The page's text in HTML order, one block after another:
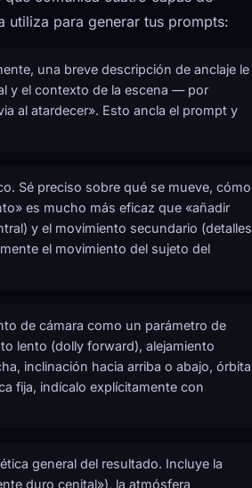
utiliza para generar tus prompts:
una breve descripción de anclaje le
y el contexto de la escena — por
al atardecer». Esto ancla el prompt y
Sé preciso sobre qué se mueve, cómo
es mucho más eficaz que «añadir
y el movimiento secundario (detalles
el movimiento del sujeto del
de cámara como un parámetro de
lento (dolly forward), alejamiento
inclinación hacia arriba o abajo, órbita
fija, indícalo explícitamente con
general del resultado. Incluye la
duro cenital»), la atmósfera